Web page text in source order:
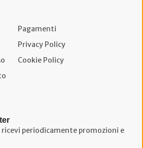
Pagamenti
Privacy Policy
Cookie Policy
ricevi periodicamente promozioni e